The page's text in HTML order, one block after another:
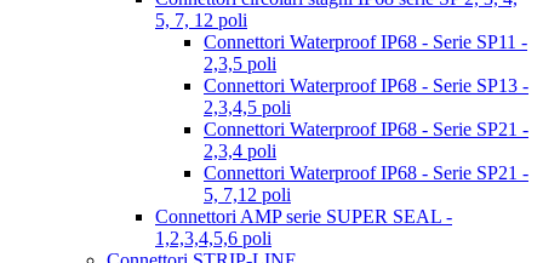
5, 7, 12 poli
Connettori Waterproof IP68 - Serie SP11 -
2,3,5 poli
Connettori Waterproof IP68 - Serie SP13 -
2,3,4,5 poli
Connettori Waterproof IP68 - Serie SP21 -
2,3,4 poli
Connettori Waterproof IP68 - Serie SP21 -
5, 7,12 poli
Connettori AMP serie SUPER SEAL -
1,2,3,4,5,6 poli